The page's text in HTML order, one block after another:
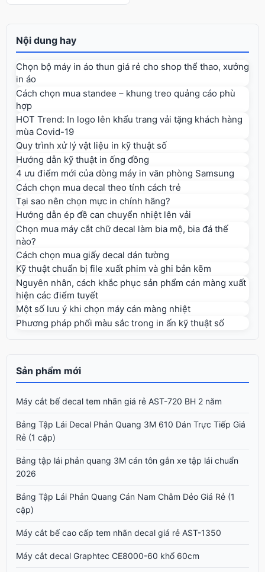
Nội dung hay
Chọn bộ máy in áo thun giá rẻ cho shop thể thao, xưởng
in áo
Cách chọn mua standee – khung treo quảng cáo phù
hợp
HOT Trend: In logo lên khẩu trang vải tặng khách hàng
mùa Covid-19
Quy trình xử lý vật liệu in kỹ thuật số
Hướng dẫn kỹ thuật in ống đồng
4 ưu điểm mới của dòng máy in văn phòng Samsung
Cách chọn mua decal theo tính cách trẻ
Tại sao nên chọn mực in chính hãng?
Hướng dẫn ép đề can chuyển nhiệt lên vải
Chọn mua máy cắt chữ decal làm bia mộ, bia đá thế
nào?
Cách chọn mua giấy decal dán tường
Kỹ thuật chuẩn bị file xuất phim và ghi bản kẽm
Nguyên nhân, cách khắc phục sản phẩm cán màng xuất
hiện các điểm tuyết
Một số lưu ý khi chọn máy cán màng nhiệt
Phương pháp phối màu sắc trong in ấn kỹ thuật số
Sản phẩm mới
Máy cắt bế decal tem nhãn giá rẻ AST-720 BH 2 năm
Bảng Tập Lái Decal Phản Quang 3M 610 Dán Trực Tiếp Giá
Rẻ (1 cặp)
Bảng tập lái phản quang 3M cán tôn gắn xe tập lái chuẩn
2026
Bảng Tập Lái Phản Quang Cán Nam Châm Dẻo Giá Rẻ (1
cặp)
Máy cắt bế cao cấp tem nhãn decal giá rẻ AST-1350
Máy cắt decal Graphtec CE8000-60 khổ 60cm